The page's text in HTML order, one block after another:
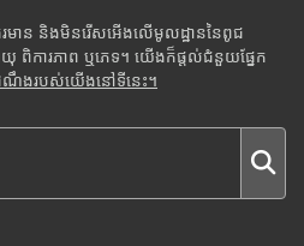
រមាន និងមិនរើសអើងលើមូលដ្ឋាននៃពូជ
ការភាព ឬភេទ។ យើងក៏ផ្តល់ជំនួយផ្នែក
ណឹងរបស់យើងនៅទីនេះ។